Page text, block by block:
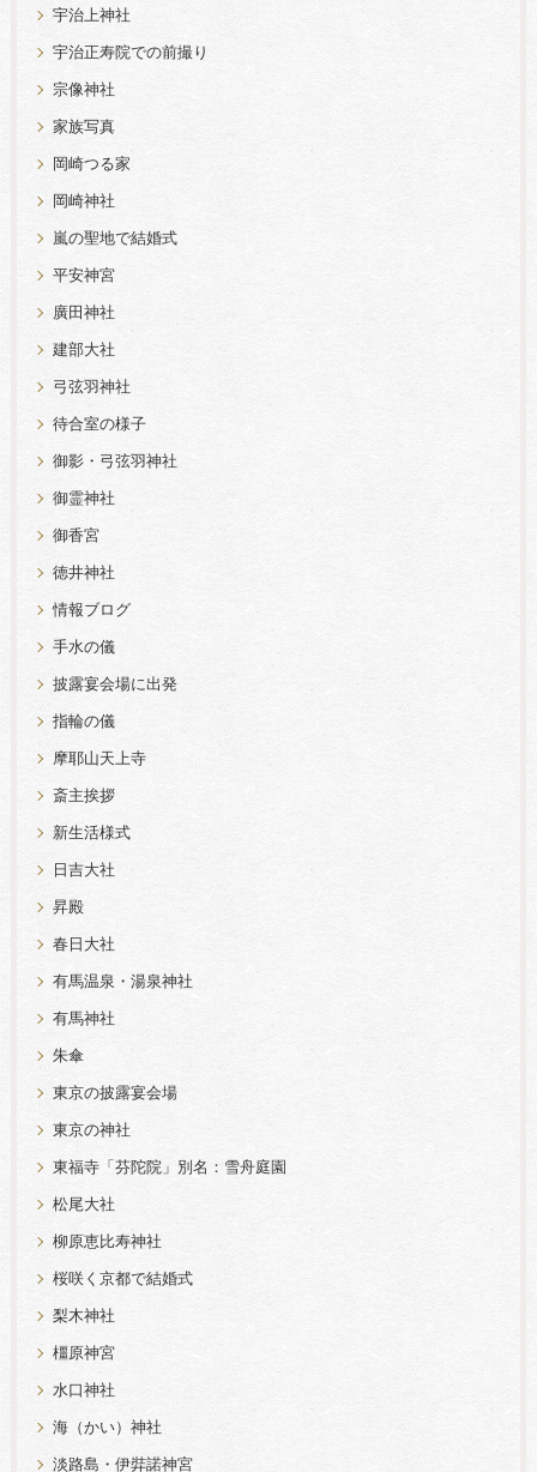
宇治上神社
宇治正寿院での前撮り
宗像神社
家族写真
岡崎つる家
岡崎神社
嵐の聖地で結婚式
平安神宮
廣田神社
建部大社
弓弦羽神社
待合室の様子
御影・弓弦羽神社
御霊神社
御香宮
徳井神社
情報ブログ
手水の儀
披露宴会場に出発
指輪の儀
摩耶山天上寺
斎主挨拶
新生活様式
日吉大社
昇殿
春日大社
有馬温泉・湯泉神社
有馬神社
朱傘
東京の披露宴会場
東京の神社
東福寺「芬陀院」別名：雪舟庭園
松尾大社
柳原恵比寿神社
桜咲く京都で結婚式
梨木神社
橿原神宮
水口神社
海（かい）神社
淡路島・伊弉諾神宮